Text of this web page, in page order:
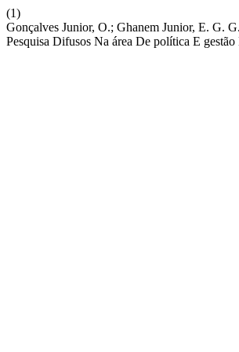
(1)
Gonçalves Junior, O.; Ghanem Junior, E. G.
Pesquisa Difusos Na área De política E gestão